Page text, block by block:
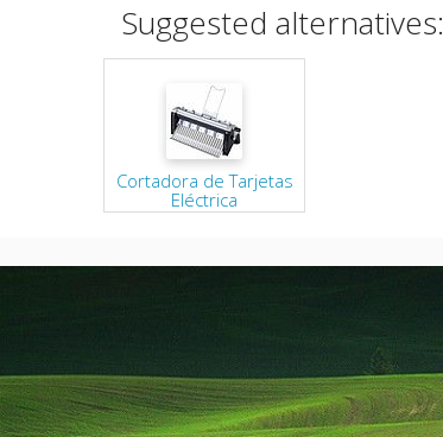
Suggested alternatives:
Cortadora de Tarjetas
Eléctrica